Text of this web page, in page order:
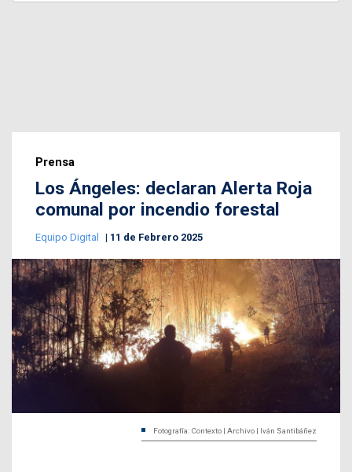
Prensa
Los Ángeles: declaran Alerta Roja
comunal por incendio forestal
Equipo Digital 11 de Febrero 2025
Fotografía: Contexto | Archivo | Iván Santibáñez